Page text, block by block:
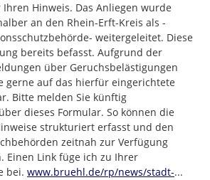
Hinweis. Das Anliegen wurde
an den Rhein-Erft-Kreis als -
weitergeleitet. Diese
bereits befasst. Aufgrund der
über Geruchsbelästigungen
gerne auf das hierfür eingerichtete
Bitte melden Sie künftig
dieses Formular. So können die
strukturiert erfasst und den
zeitnah zur Verfügung
Einen Link füge ich zu Ihrer
bei. https://
www.bruehl.de/rp/news/stadt-...